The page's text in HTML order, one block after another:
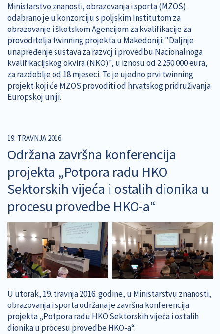
Ministarstvo znanosti, obrazovanja i sporta (MZOS)
odabrano je u konzorciju s poljskim Institutom za
obrazovanje i škotskom Agencijom za kvalifikacije za
provoditelja twinning projekta u Makedoniji: "Daljnje
unapređenje sustava za razvoj i provedbu Nacionalnoga
kvalifikacijskog okvira (NKO)", u iznosu od 2.250.000 eura,
za razdoblje od 18 mjeseci. To je ujedno prvi twinning
projekt koji će MZOS provoditi od hrvatskog pridruživanja
Europskoj uniji.
19. TRAVNJA 2016.
Održana završna konferencija
projekta „Potpora radu HKO
Sektorskih vijeća i ostalih dionika u
procesu provedbe HKO-a“
U utorak, 19. travnja 2016. godine, u Ministarstvu znanosti,
obrazovanja i sporta održana je završna konferencija
projekta „Potpora radu HKO Sektorskih vijeća i ostalih
dionika u procesu provedbe HKO-a“.